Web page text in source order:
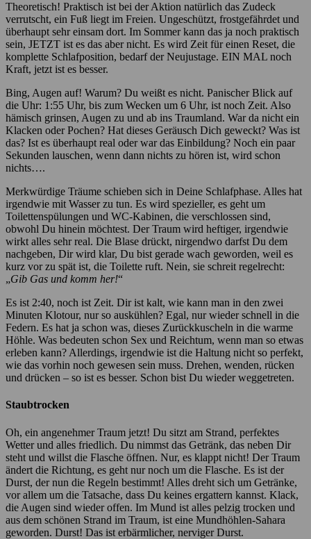
Theoretisch! Praktisch ist bei der Aktion natürlich das Zudeck
verrutscht, ein Fuß liegt im Freien. Ungeschützt, frostgefährdet und
überhaupt sehr einsam dort. Im Sommer kann das ja noch praktisch
sein, JETZT ist es das aber nicht. Es wird Zeit für einen Reset, die
komplette Schlafposition, bedarf der Neujustage. EIN MAL noch
Kraft, jetzt ist es besser.
Bing, Augen auf! Warum? Du weißt es nicht. Panischer Blick auf
die Uhr: 1:55 Uhr, bis zum Wecken um 6 Uhr, ist noch Zeit. Also
hämisch grinsen, Augen zu und ab ins Traumland. War da nicht ein
Klacken oder Pochen? Hat dieses Geräusch Dich geweckt? Was ist
das? Ist es überhaupt real oder war das Einbildung? Noch ein paar
Sekunden lauschen, wenn dann nichts zu hören ist, wird schon
nichts….
Merkwürdige Träume schieben sich in Deine Schlafphase. Alles hat
irgendwie mit Wasser zu tun. Es wird spezieller, es geht um
Toilettenspülungen und WC-Kabinen, die verschlossen sind,
obwohl Du hinein möchtest. Der Traum wird heftiger, irgendwie
wirkt alles sehr real. Die Blase drückt, nirgendwo darfst Du dem
nachgeben, Dir wird klar, Du bist gerade wach geworden, weil es
kurz vor zu spät ist, die Toilette ruft. Nein, sie schreit regelrecht:
„Gib Gas und komm her!“
Es ist 2:40, noch ist Zeit. Dir ist kalt, wie kann man in den zwei
Minuten Klotour, nur so auskühlen? Egal, nur wieder schnell in die
Federn. Es hat ja schon was, dieses Zurückkuscheln in die warme
Höhle. Was bedeuten schon Sex und Reichtum, wenn man so etwas
erleben kann? Allerdings, irgendwie ist die Haltung nicht so perfekt,
wie das vorhin noch gewesen sein muss. Drehen, wenden, rücken
und drücken – so ist es besser. Schon bist Du wieder weggetreten.
Staubtrocken
Oh, ein angenehmer Traum jetzt! Du sitzt am Strand, perfektes
Wetter und alles friedlich. Du nimmst das Getränk, das neben Dir
steht und willst die Flasche öffnen. Nur, es klappt nicht! Der Traum
ändert die Richtung, es geht nur noch um die Flasche. Es ist der
Durst, der nun die Regeln bestimmt! Alles dreht sich um Getränke,
vor allem um die Tatsache, dass Du keines ergattern kannst. Klack,
die Augen sind wieder offen. Im Mund ist alles pelzig trocken und
aus dem schönen Strand im Traum, ist eine Mundhöhlen-Sahara
geworden. Durst! Das ist erbärmlicher, nerviger Durst.